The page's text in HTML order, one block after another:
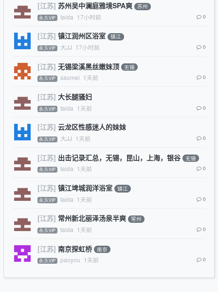
[江苏] 苏州吴中澜庭雅境SPA爽 苏州
永.久VIP taida 17小时前 0
[江苏] 镇江润州区浴室 镇江
永.久VIP 大JJ 17小时前 0
[江苏] 无锡梁溪黑丝嫩妹顶 无锡
永.久VIP saomei 1天前 0
[江苏] 大长腿骚妇
永.久VIP taida 1天前 0
[江苏] 云龙区性感迷人的妹妹
永.久VIP 大JJ 1天前 0
[江苏] 出击记录汇总，无锡，昆山，上海，银谷 无锡
永.久VIP taida 1天前 0
[江苏] 镇江埤城润洋浴室 镇江
永.久VIP taida 1天前 0
[江苏] 常州新北丽泽汤泉半爽 常州
永.久VIP taida 1天前 0
[江苏] 南京探虹桥 南京
永.久VIP paoyou 1天前 0